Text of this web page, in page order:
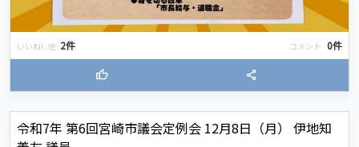
いいね!..他 2件 コメント 0件
thumb_up share
令和7年 第6回宮崎市議会定例会 12月8日（月） 伊地知